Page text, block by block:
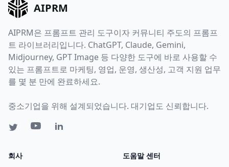
AIPRM
AIPRM은 프롬프트 관리 도구이자 커뮤니티 주도의 프롬프
트 라이브러리입니다. ChatGPT, Claude, Gemini,
Midjourney, GPT Image 등 다양한 도구에 바로 사용할 수
있는 프롬프트로 마케팅, 영업, 운영, 생산성, 고객 지원 업무
를 몇 분 만에 완료하세요.
중소기업을 위해 설계되었습니다. 대기업도 신뢰합니다.
회사 도움말 센터